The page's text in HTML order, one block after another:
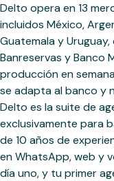
Delto opera en 13
incluidos México,
Guatemala y
Banreservas y Banco
producción en
se adapta al banco y
Delto es la suite de
exclusivamente para
de 10 años de
en WhatsApp, web y
día uno, y tu primer